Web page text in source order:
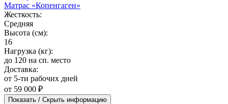
Матрас «Копенгаген»
Жесткость:
Средняя
Высота (см):
16
Нагрузка (кг):
до 120 на сп. место
Доставка:
от 5-ти рабочих дней
от 59 000 ₽
Показать / Скрыть информацию